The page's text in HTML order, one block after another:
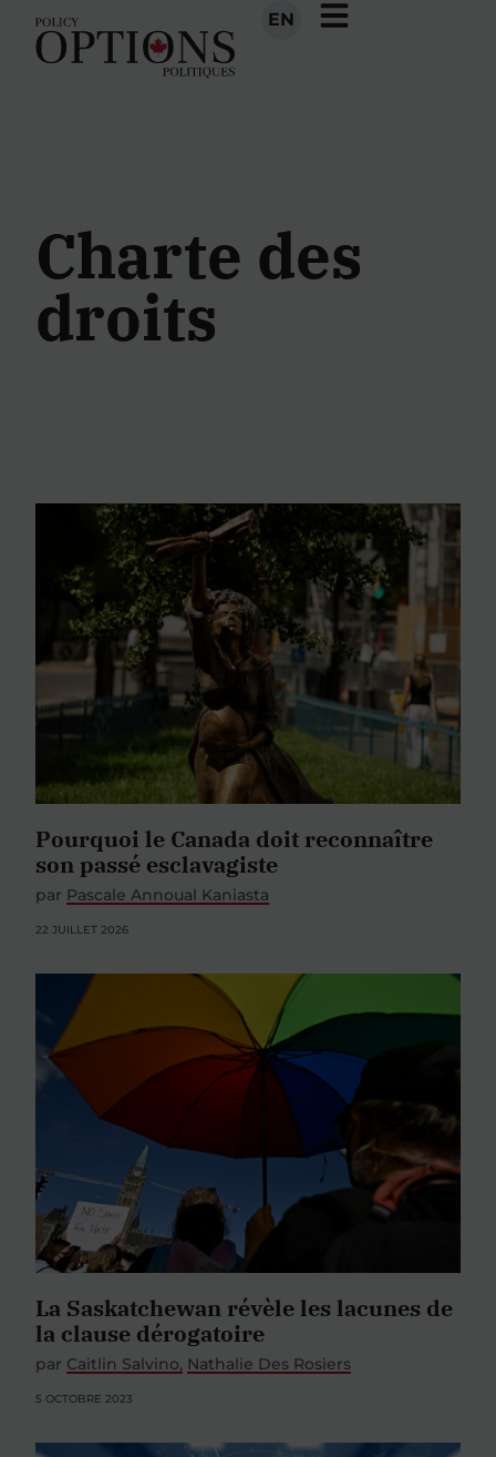
EN
Charte des
droits
Pourquoi le Canada doit reconnaître
son passé esclavagiste
par Pascale Annoual Kaniasta
22 JUILLET 2026
La Saskatchewan révèle les lacunes de
la clause dérogatoire
par Caitlin Salvino Nathalie Des Rosiers
5 OCTOBRE 2023